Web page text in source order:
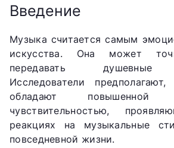
Введение
Музыка считается самым
искусства. Она может
передавать душевные
Исследователи
обладают повышенной
чувствительностью,
реакциях на музыкальные
повседневной жизни.